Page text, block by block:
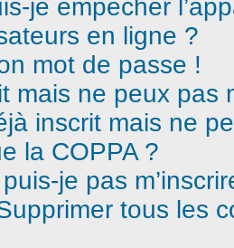
je empêcher
en ligne ?
mot de passe !
mais ne peux pas
inscrit mais ne
la COPPA ?
je pas
tous les